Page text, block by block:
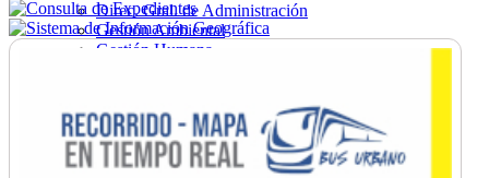
Direc. Gral. de Administración
Gestión Ambiental
Gestión Humana
Ordenamiento
Promoción Social
Salud
Secretaría General